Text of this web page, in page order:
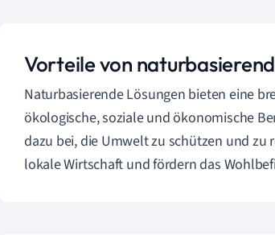
Vorteile von
Naturbasierende Lösungen bieten eine
ökologische, soziale und ökonomische
dazu bei, die Umwelt zu schützen und
lokale Wirtschaft und fördern das